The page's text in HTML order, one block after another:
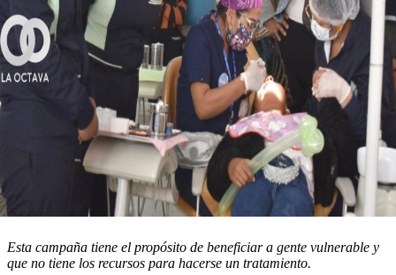
Esta campaña tiene el propósito de beneficiar a gente vulnerable y
que no tiene los recursos para hacerse un tratamiento.